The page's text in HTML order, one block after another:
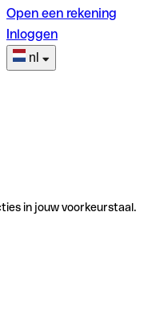
Open een rekening
Inloggen
nl
in jouw voorkeurstaal.